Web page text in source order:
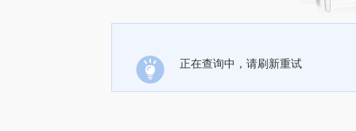
正在查询中，请刷新重试